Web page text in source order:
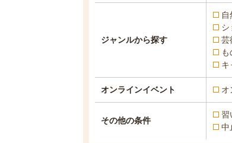
ジャンルから探す
自
シ
芸
キ
オンラインイベント オ
その他の条件
習
中